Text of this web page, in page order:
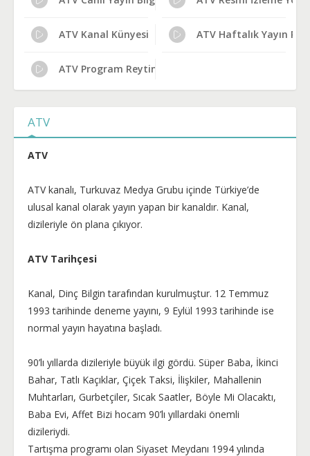
ATV Kanal Künyesi ATV Haftalık Yayın
ATV Program Reytingleri
ATV
ATV
ATV kanalı, Turkuvaz Medya Grubu içinde Türkiye’de
ulusal kanal olarak yayın yapan bir kanaldır. Kanal,
dizileriyle ön plana çıkıyor.
ATV Tarihçesi
Kanal, Dinç Bilgin tarafından kurulmuştur. 12 Temmuz
1993 tarihinde deneme yayını, 9 Eylül 1993 tarihinde ise
normal yayın hayatına başladı.
90’lı yıllarda dizileriyle büyük ilgi gördü. Süper Baba, İkinci
Bahar, Tatlı Kaçıklar, Çiçek Taksi, İlişkiler, Mahallenin
Muhtarları, Gurbetçiler, Sıcak Saatler, Böyle Mi Olacaktı,
Baba Evi, Affet Bizi hocam 90’lı yıllardaki önemli
dizileriydi.
Tartışma programı olan Siyaset Meydanı 1994 yılında